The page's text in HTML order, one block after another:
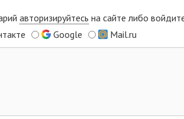
авторизируйтесь на сайте либо
Google Mail.ru